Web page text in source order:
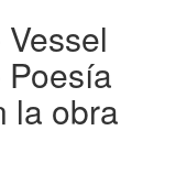
la obra